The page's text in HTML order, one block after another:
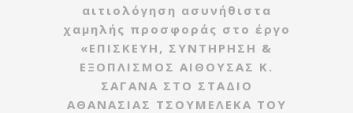
αιτιολόγηση ασυνήθιστα
χαμηλής προσφοράς στο έργο
«ΕΠΙΣΚΕΥΗ, ΣΥΝΤΗΡΗΣΗ &
ΕΞΟΠΛΙΣΜΟΣ ΑΙΘΟΥΣΑΣ Κ.
ΣΑΓΑΝΑ ΣΤΟ ΣΤΑΔΙΟ
ΑΘΑΝΑΣΙΑΣ ΤΣΟΥΜΕΛΕΚΑ ΤΟΥ